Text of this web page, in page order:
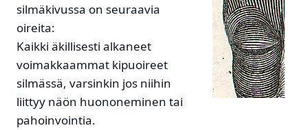
silmäkivussa on seuraavia
oireita:
Kaikki äkillisesti alkaneet
voimakkaammat kipuoireet
silmässä, varsinkin jos niihin
liittyy näön huononeminen tai
pahoinvointia.